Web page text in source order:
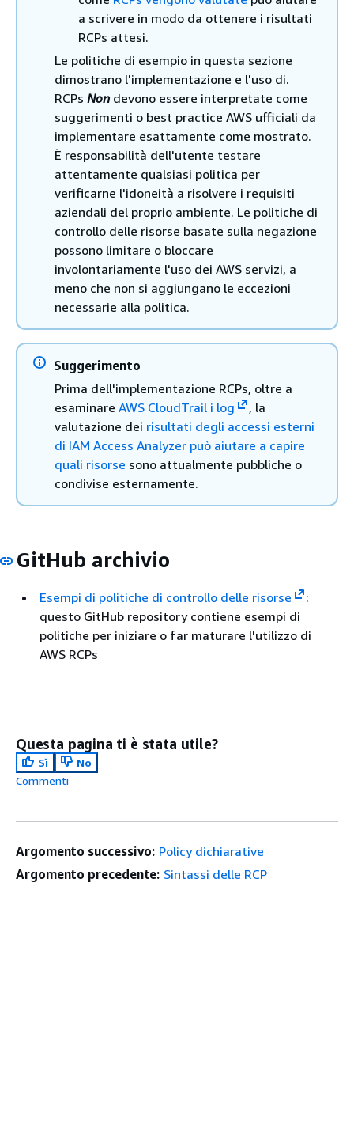
a scrivere in modo da ottenere i risultati
RCPs attesi.
Le politiche di esempio in questa sezione
dimostrano l'implementazione e l'uso di.
RCPs Non devono essere interpretate come
suggerimenti o best practice AWS ufficiali da
implementare esattamente come mostrato.
È responsabilità dell'utente testare
attentamente qualsiasi politica per
verificarne l'idoneità a risolvere i requisiti
aziendali del proprio ambiente. Le politiche di
controllo delle risorse basate sulla negazione
possono limitare o bloccare
involontariamente l'uso dei AWS servizi, a
meno che non si aggiungano le eccezioni
necessarie alla politica.
Suggerimento
Prima dell'implementazione RCPs, oltre a
esaminare AWS CloudTrail i log
, la
valutazione dei risultati degli accessi esterni
di IAM Access Analyzer può aiutare a capire
quali risorse sono attualmente pubbliche o
condivise esternamente.
GitHub archivio
Esempi di politiche di controllo delle risorse
:
questo GitHub repository contiene esempi di
politiche per iniziare o far maturare l'utilizzo di
AWS RCPs
Questa pagina ti è stata utile?
Sì
No
Commenti
Argomento successivo: Policy dichiarative
Argomento precedente: Sintassi delle RCP